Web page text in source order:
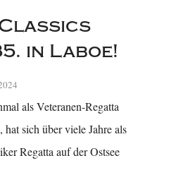
in Laboe!
als Veteranen-Regatta
hat sich über viele Jahre als
Regatta auf der Ostsee